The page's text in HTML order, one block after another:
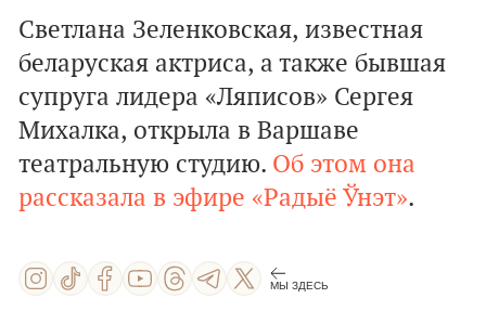
Светлана Зеленковская, известная
беларуская актриса, а также бывшая
супруга лидера «Ляписов» Сергея
Михалка, открыла в Варшаве
театральную студию. Об этом она
рассказала в эфире «Радыё Ўнэт».
МЫ ЗДЕСЬ